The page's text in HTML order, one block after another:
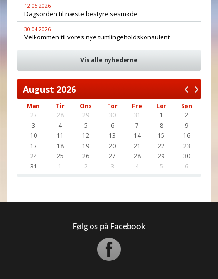
12.05.2026
Dagsorden til næste bestyrelsesmøde
30.04.2026
Velkommen til vores nye tumlingeholdskonsulent
Vis alle nyhederne
August 2026
Man Tir Ons Tor Fre Lør
Søn
27
28 29 30 31 1
2
3
4 5 6 7 8
9
10
11 12 13 14 15
16
17
18 19 20 21 22
23
24
25 26 27 28 29
30
31
1 2 3 4 5 6
Følg os på Facebook